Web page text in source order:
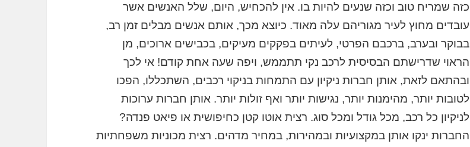
כזה שמריח טוב וכזה שנעים להיות בו. אין להכחיש, היום, שלל האנשים אשר
עובדים מחוץ לעיר מגוריהם עלה מאוד. כיוצא מכך, אותם אנשים מבלים זמן רב,
בבוקר ובערב, ברכבם הפרטי, לעיתים בפקקים מעיקים, בכבישים ארוכים, מן
הראוי שדרישתם הבסיסית לרכב נקי תתממש, ויפה שעה אחת קודם! אי לכך
ובהתאם לזאת, אותן חברות ניקיון עם התמחות בניקוי רכבים, השתכללו, הפכו
לטובות יותר, מהימנות יותר, נגישות יותר ואף זולות יותר. אותן חברות ערוכות
לניקיון כל רכב, מכל גודל ומכל סוג. רצית אוטו קטן כחיפושית או פיאט פנדה?
החברות ינקו אותן במקצועיות ובמהירות, במחיר מדהים. רצית מכוניות משפחתיות